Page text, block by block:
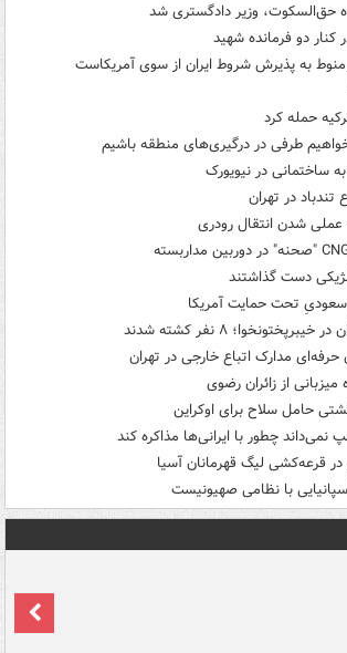
حق‌السکوت، وزیر دادگستری شد
دو فرمانده شهید
منوط به پذیرش شروط ایران از سوی آمریکاست
حمله کرد
طرفی در درگیری‌های منطقه باشیم
ساختمانی در نیویورک
در تهران
عملی شدن انتقال رودری
دست گذاشتند
تحت حمایت آمریکا
۸ نفر کشته شدند
حرفه‌ای مدارک اتباع خارجی در تهران
از زائران رضوی
حامل سلاح برای اوکراین
نمی‌داند چطور با ایرانی‌ها مذاکره کند
قرعه‌کشی لیگ قهرمانان آسیا
با نظامی صهیونیست